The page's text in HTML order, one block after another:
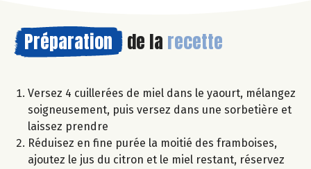
Préparation de la recette
Versez 4 cuillerées de miel dans le yaourt, mélangez
soigneusement, puis versez dans une sorbetière et
laissez prendre
Réduisez en fine purée la moitié des framboises,
ajoutez le jus du citron et le miel restant, réservez